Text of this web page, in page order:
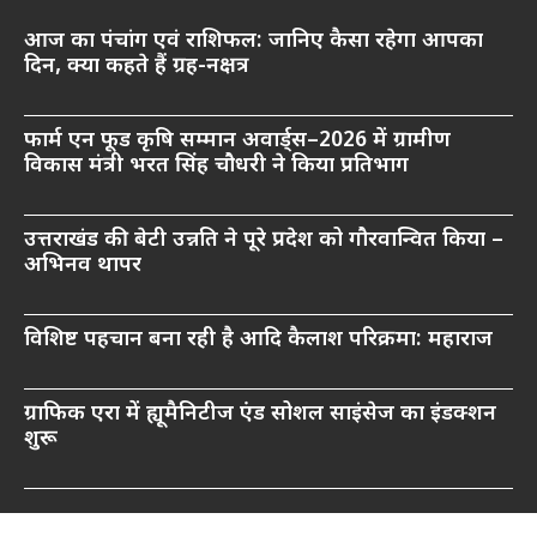
आज का पंचांग एवं राशिफल: जानिए कैसा रहेगा आपका
दिन, क्या कहते हैं ग्रह-नक्षत्र
फार्म एन फूड कृषि सम्मान अवार्ड्स–2026 में ग्रामीण
विकास मंत्री भरत सिंह चौधरी ने किया प्रतिभाग
उत्तराखंड की बेटी उन्नति ने पूरे प्रदेश को गौरवान्वित किया –
अभिनव थापर
विशिष्ट पहचान बना रही है आदि कैलाश परिक्रमा: महाराज
ग्राफिक एरा में ह्यूमैनिटीज एंड सोशल साइंसेज का इंडक्शन
शुरू